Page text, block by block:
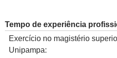
Tempo de experiência
Exercício no magistério
Unipampa: